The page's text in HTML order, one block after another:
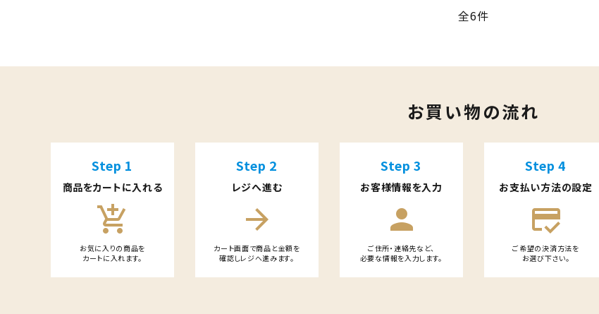
全6件
お買い物の流れ
Step 1
商品をカートに入れる
add_shopping_cart
お気に入りの商品を
カートに入れます。
Step 2
レジへ進む
arrow_forward
カート画面で商品と金額を
確認しレジへ進みます。
Step 3
お客様情報を入力
person
ご住所・連絡先など、
必要な情報を入力します。
Step 4
お支払い方法の設定
credit_score
ご希望の決済方法を
お選び下さい。